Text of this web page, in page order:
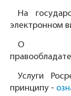
На
электронном
О
Услуги
принципу -